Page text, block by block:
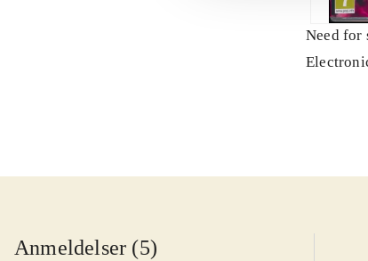
Need for
Anmeldelser (5)